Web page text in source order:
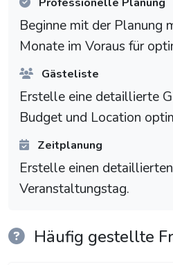
Beginne mit der Planung
Monate im Voraus für
Gästeliste
Erstelle eine detaillierte
Budget und Location
Zeitplanung
Erstelle einen
Veranstaltungstag.
Häufig gestellte